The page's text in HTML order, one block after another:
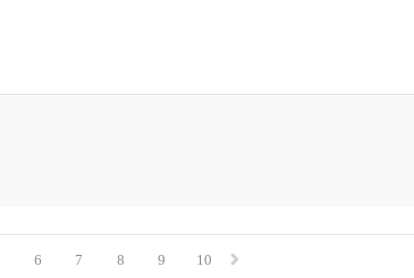
6 7 8 9 10